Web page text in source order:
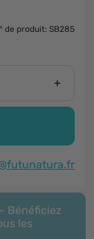
de produit: SB285
+
– Bénéficiez
les